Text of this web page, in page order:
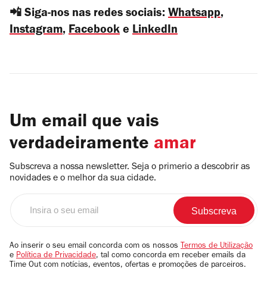
📲 Siga-nos nas redes sociais: Whatsapp,
Instagram, Facebook e LinkedIn
Um email que vais
verdadeiramente amar
Subscreva a nossa newsletter. Seja o primerio a descobrir as
novidades e o melhor da sua cidade.
email
Ao inserir o seu email concorda com os nossos Termos de Utilização
e Política de Privacidade, tal como concorda em receber emails da
Time Out com notícias, eventos, ofertas e promoções de parceiros.